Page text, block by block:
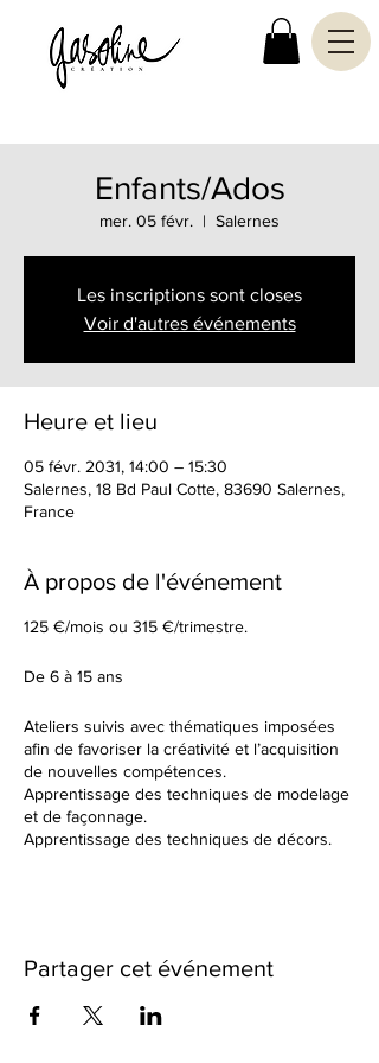
Enfants/Ados
mer. 05 févr.
  |
Salernes
Les inscriptions sont closes
Voir d'autres événements
Heure et lieu
05 févr. 2031, 14:00 – 15:30
Salernes, 18 Bd Paul Cotte, 83690 Salernes,
France
À propos de l'événement
125 €/mois ou 315 €/trimestre.
De 6 à 15 ans
Ateliers suivis avec thématiques imposées
afin de favoriser la créativité et l’acquisition
de nouvelles compétences.
Apprentissage des techniques de modelage
et de façonnage.
Apprentissage des techniques de décors.
différente à chaque fois. Nous observerons
cuissons et des différents travails de
Partager cet événement